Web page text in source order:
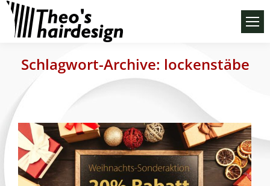
Schlagwort-Archive: lockenstäbe